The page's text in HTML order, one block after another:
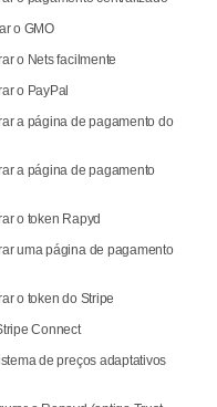
o GMO
o Nets facilmente
o PayPal
a página de pagamento do
a página de pagamento
o token Rapyd
uma página de pagamento
o token do Stripe
Connect
de preços adaptativos